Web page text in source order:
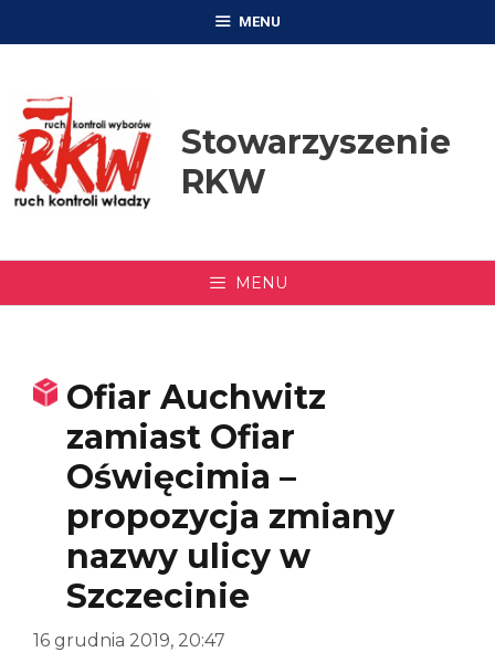
MENU
Stowarzyszenie
RKW
MENU
Ofiar Auchwitz
zamiast Ofiar
Oświęcimia –
propozycja zmiany
nazwy ulicy w
Szczecinie
16 grudnia 2019, 20:47